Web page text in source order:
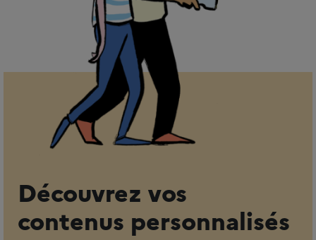
Découvrez vos
contenus personnalisés